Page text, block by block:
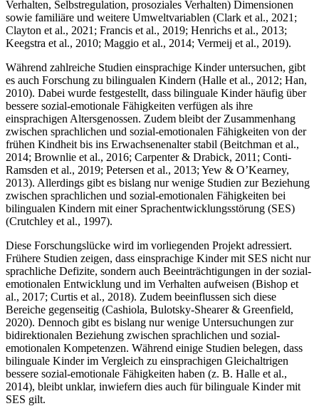
Verhalten, Selbstregulation, prosoziales Verhalten) Dimensionen
sowie familiäre und weitere Umweltvariablen (Clark et al., 2021;
Clayton et al., 2021; Francis et al., 2019; Henrichs et al., 2013;
Keegstra et al., 2010; Maggio et al., 2014; Vermeij et al., 2019).
Während zahlreiche Studien einsprachige Kinder untersuchen, gibt
es auch Forschung zu bilingualen Kindern (Halle et al., 2012; Han,
2010). Dabei wurde festgestellt, dass bilinguale Kinder häufig über
bessere sozial-emotionale Fähigkeiten verfügen als ihre
einsprachigen Altersgenossen. Zudem bleibt der Zusammenhang
zwischen sprachlichen und sozial-emotionalen Fähigkeiten von der
frühen Kindheit bis ins Erwachsenenalter stabil (Beitchman et al.,
2014; Brownlie et al., 2016; Carpenter & Drabick, 2011; Conti-
Ramsden et al., 2019; Petersen et al., 2013; Yew & O’Kearney,
2013). Allerdings gibt es bislang nur wenige Studien zur Beziehung
zwischen sprachlichen und sozial-emotionalen Fähigkeiten bei
bilingualen Kindern mit einer Sprachentwicklungsstörung (SES)
(Crutchley et al., 1997).
Diese Forschungslücke wird im vorliegenden Projekt adressiert.
Frühere Studien zeigen, dass einsprachige Kinder mit SES nicht nur
sprachliche Defizite, sondern auch Beeinträchtigungen in der sozial-
emotionalen Entwicklung und im Verhalten aufweisen (Bishop et
al., 2017; Curtis et al., 2018). Zudem beeinflussen sich diese
Bereiche gegenseitig (Cashiola, Bulotsky-Shearer & Greenfield,
2020). Dennoch gibt es bislang nur wenige Untersuchungen zur
bidirektionalen Beziehung zwischen sprachlichen und sozial-
emotionalen Kompetenzen. Während einige Studien belegen, dass
bilinguale Kinder im Vergleich zu einsprachigen Gleichaltrigen
bessere sozial-emotionale Fähigkeiten haben (z. B. Halle et al.,
2014), bleibt unklar, inwiefern dies auch für bilinguale Kinder mit
SES gilt.